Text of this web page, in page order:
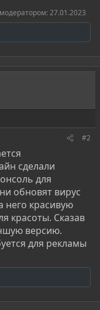
27.01.2023
#2
сделали
для
обновят вирус
него красивую
красоты. Сказав
версию.
для рекламы